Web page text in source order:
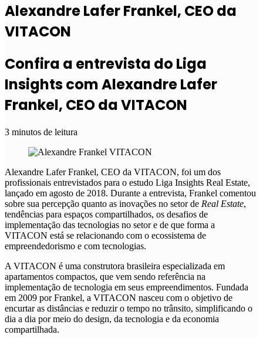
Alexandre Lafer Frankel, CEO da
VITACON
Confira a entrevista do Liga
Insights com Alexandre Lafer
Frankel, CEO da VITACON
3 minutos de leitura
Alexandre Lafer Frankel, CEO da VITACON, foi um dos
profissionais entrevistados para o estudo Liga Insights Real Estate,
lançado em agosto de 2018. Durante a entrevista, Frankel comentou
sobre sua percepção quanto as inovações no setor de Real Estate,
tendências para espaços compartilhados, os desafios de
implementação das tecnologias no setor e de que forma a
VITACON está se relacionando com o ecossistema de
empreendedorismo e com tecnologias.
A VITACON é uma construtora brasileira especializada em
apartamentos compactos, que vem sendo referência na
implementação de tecnologia em seus empreendimentos. Fundada
em 2009 por Frankel, a VITACON nasceu com o objetivo de
encurtar as distâncias e reduzir o tempo no trânsito, simplificando o
dia a dia por meio do design, da tecnologia e da economia
compartilhada.